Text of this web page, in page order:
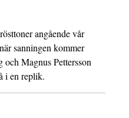
angående vår
sanningen kommer
och Magnus Pettersson
i en replik.